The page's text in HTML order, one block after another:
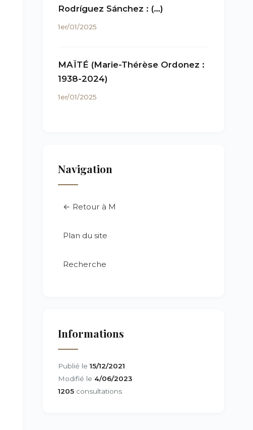
Rodríguez Sánchez : (…)
1er/01/2025
MAÏTÉ (Marie-Thérèse Ordonez :
1938-2024)
1er/01/2025
Navigation
← Retour à M
Plan du site
Recherche
Informations
Publié le 15/12/2021
Modifié le 4/06/2023
1205 consultations